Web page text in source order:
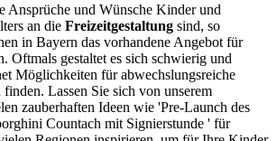
Ansprüche und Wünsche Kinder und
an die Freizeitgestaltung sind, so
in Bayern das vorhandene Angebot für
Oftmals gestaltet es sich schwierig und
Möglichkeiten für abwechslungsreiche
finden. Lassen Sie sich von unserem
zauberhaften Ideen wie 'Pre-Launch des
Countach mit Signierstunde ' für